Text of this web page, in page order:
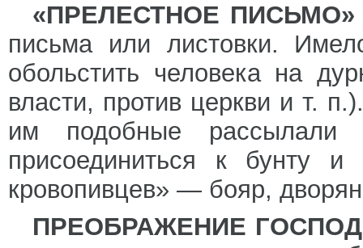
«ПРЕЛЕСТНОЕ ПИСЬМО»
письма или листовки.
обольстить человека на
власти, против церкви и т.
им подобные рассылали
присоединиться к бунту и
кровопивцев» — бояр,
ПРЕОБРАЖЕНИЕ